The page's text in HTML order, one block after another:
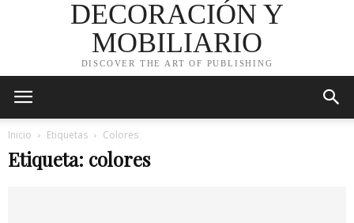
DECORACIÓN Y
MOBILIARIO
DISCOVER THE ART OF PUBLISHING
Inicio Etiquetas Colores
Etiqueta: colores